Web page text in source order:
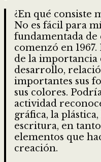
¿En qué consiste
No es fácil para
fundamentada de
comenzó en
de la importancia
desarrollo,
importantes sus
sus colores.
actividad
gráfica, la
escritura, en
elementos que
creación.